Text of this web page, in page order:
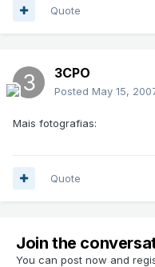
Quote
3CPO
Posted May 15,
Mais fotografias:
Quote
Join the
You can post now and